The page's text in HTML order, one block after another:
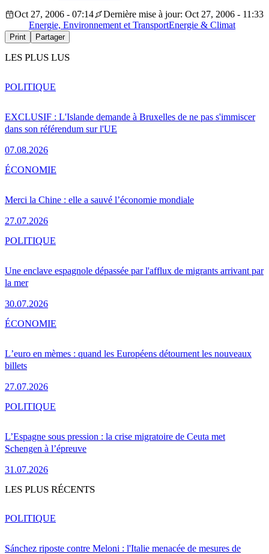
Oct 27, 2006 - 07:14
Dernière mise à jour: Oct 27, 2006 - 11:33
Energie, Environnement et TransportEnergie & Climat
Print Partager
LES PLUS LUS
EXCLUSIF : L'Islande demande à Bruxelles de ne pas s'immiscer
dans son référendum sur l'UE
07.08.2026
POLITIQUE
Merci la Chine : elle a sauvé l’économie mondiale
27.07.2026
ÉCONOMIE
Une enclave espagnole dépassée par l'afflux de migrants arrivant par
la mer
30.07.2026
POLITIQUE
L’euro en mèmes : quand les Européens détournent les nouveaux
billets
27.07.2026
ÉCONOMIE
L’Espagne sous pression : la crise migratoire de Ceuta met
Schengen à l’épreuve
31.07.2026
POLITIQUE
LES PLUS RÉCENTS
Sánchez riposte contre Meloni : l'Italie menacée de mesures de
POLITIQUE